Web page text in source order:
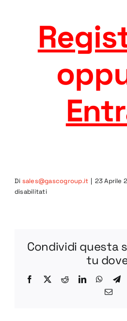
Di sales@gascogroup.it | 23 Aprile
disabilitatisu
Condividi questa
tu
Facebook
X RedditLinkedIn
Email